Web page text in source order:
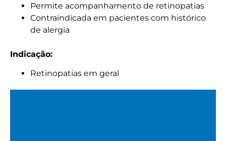
Permite acompanhamento de retinopatias
Contraindicada em pacientes com histórico
de alergia
Indicação:
Retinopatias em geral